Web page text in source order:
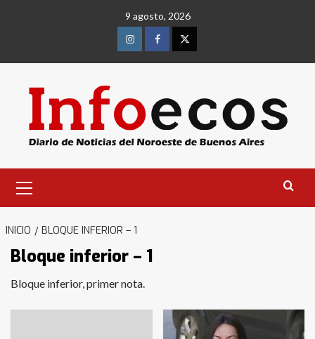
9 agosto, 2026
InstagramFacebookTwitter
primario
INICIO BLOQUE INFERIOR – 1
Bloque inferior – 1
Bloque inferior, primer nota.